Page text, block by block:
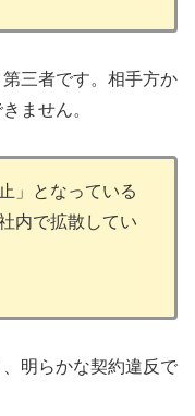
三者です。相手方か
ません。
」となっている
内で拡散してい
明らかな契約違反で